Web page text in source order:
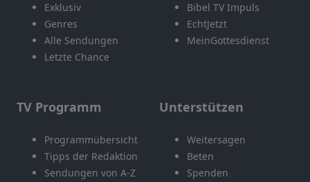
Exklusiv
Genres
Alle Sendungen
Letzte Chance
Bibel TV Impuls
EchtJetzt
MeinGottesdienst
TV Programm
Programmübersicht
Tipps der Redaktion
Sendungen von A-Z
Unterstützen
Weitersagen
Beten
Spenden